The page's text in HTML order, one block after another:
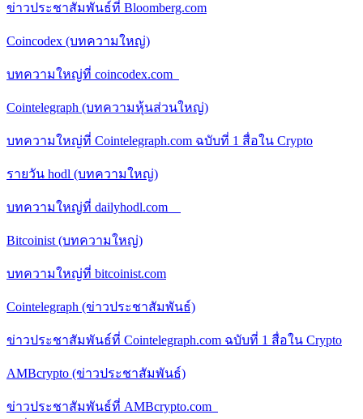
ข่าวประชาสัมพันธ์ที่ Bloomberg.com
Coincodex (บทความใหญ่)
บทความใหญ่ที่ coincodex.com
Cointelegraph (บทความหุ้นส่วนใหญ่)
บทความใหญ่ที่ Cointelegraph.com ฉบับที่ 1 สื่อใน Crypto
รายวัน hodl (บทความใหญ่)
บทความใหญ่ที่ dailyhodl.com
Bitcoinist (บทความใหญ่)
บทความใหญ่ที่ bitcoinist.com
Cointelegraph (ข่าวประชาสัมพันธ์)
ข่าวประชาสัมพันธ์ที่ Cointelegraph.com ฉบับที่ 1 สื่อใน Crypto
AMBcrypto (ข่าวประชาสัมพันธ์)
ข่าวประชาสัมพันธ์ที่ AMBcrypto.com